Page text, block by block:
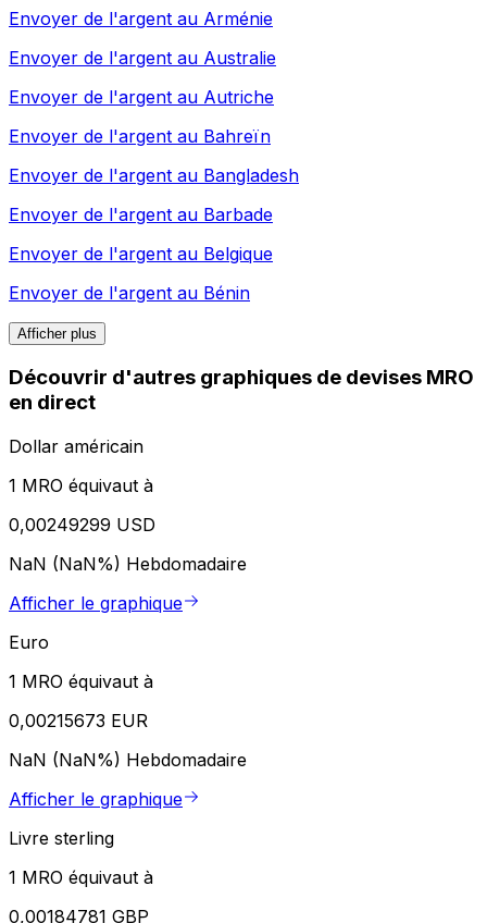
Envoyer de l'argent au Arménie
Envoyer de l'argent au Australie
Envoyer de l'argent au Autriche
Envoyer de l'argent au Bahreïn
Envoyer de l'argent au Bangladesh
Envoyer de l'argent au Barbade
Envoyer de l'argent au Belgique
Envoyer de l'argent au Bénin
Afficher plus
Découvrir d'autres graphiques de devises MRO
en direct
Dollar américain
1 MRO équivaut à
0,00249299 USD
NaN (NaN%) Hebdomadaire
Afficher le graphique
Euro
1 MRO équivaut à
0,00215673 EUR
NaN (NaN%) Hebdomadaire
Afficher le graphique
Livre sterling
1 MRO équivaut à
0,00184781 GBP